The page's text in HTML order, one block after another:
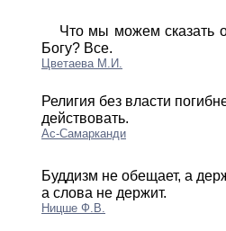
Что мы можем сказать
Богу? Все.
Цветаева М.И.
Религия без власти
действовать.
Ас-Самарканди
Буддизм не обещает, а
а слова не держит.
Ницше Ф.В.